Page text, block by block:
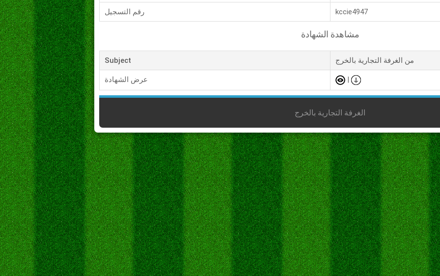
رقم التسجيل kccie4947
مشاهدة الشهادة
Subject من الغرفة التجارية بالخرج
عرض الشهادة |
الغرفة التجارية بالخرج